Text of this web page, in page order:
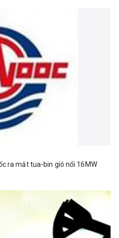
ra mắt tua-bin gió nổi 16MW